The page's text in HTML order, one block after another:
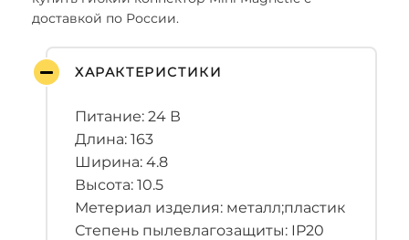
доставкой по России.
ХАРАКТЕРИСТИКИ
Питание: 24 В
Длина: 163
Ширина: 4.8
Высота: 10.5
Метериал изделия: металл;пластик
Степень пылевлагозащиты: IP20